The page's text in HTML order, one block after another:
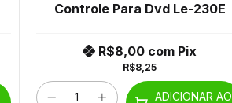
Controle Para Dvd Le-230E
R$8,25
R$8,00 com Pix
ADICIONAR AO